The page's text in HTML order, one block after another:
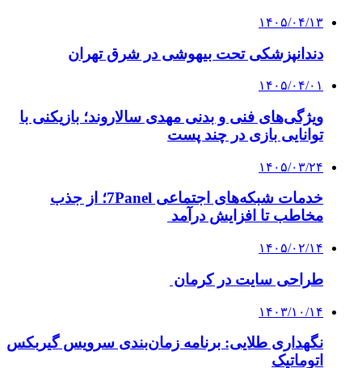
۱۴۰۵/۰۴/۱۳
دندانپزشکی تحت بیهوشی در شرق تهران
۱۴۰۵/۰۴/۰۱
ویژگی‌های فنی و بدنی مهدی سالاروند؛ بازیکنی با
توانایی بازی در چند پست
۱۴۰۵/۰۳/۲۴
خدمات شبکه‌های اجتماعی 7Panel؛ از جذب
مخاطب تا افزایش درآمد
۱۴۰۵/۰۲/۱۴
طراحی سایت در کرمان
۱۴۰۳/۱۰/۱۴
نگهداری طلایی: برنامه زمان‌بندی سرویس گیربکس
اتوماتیک